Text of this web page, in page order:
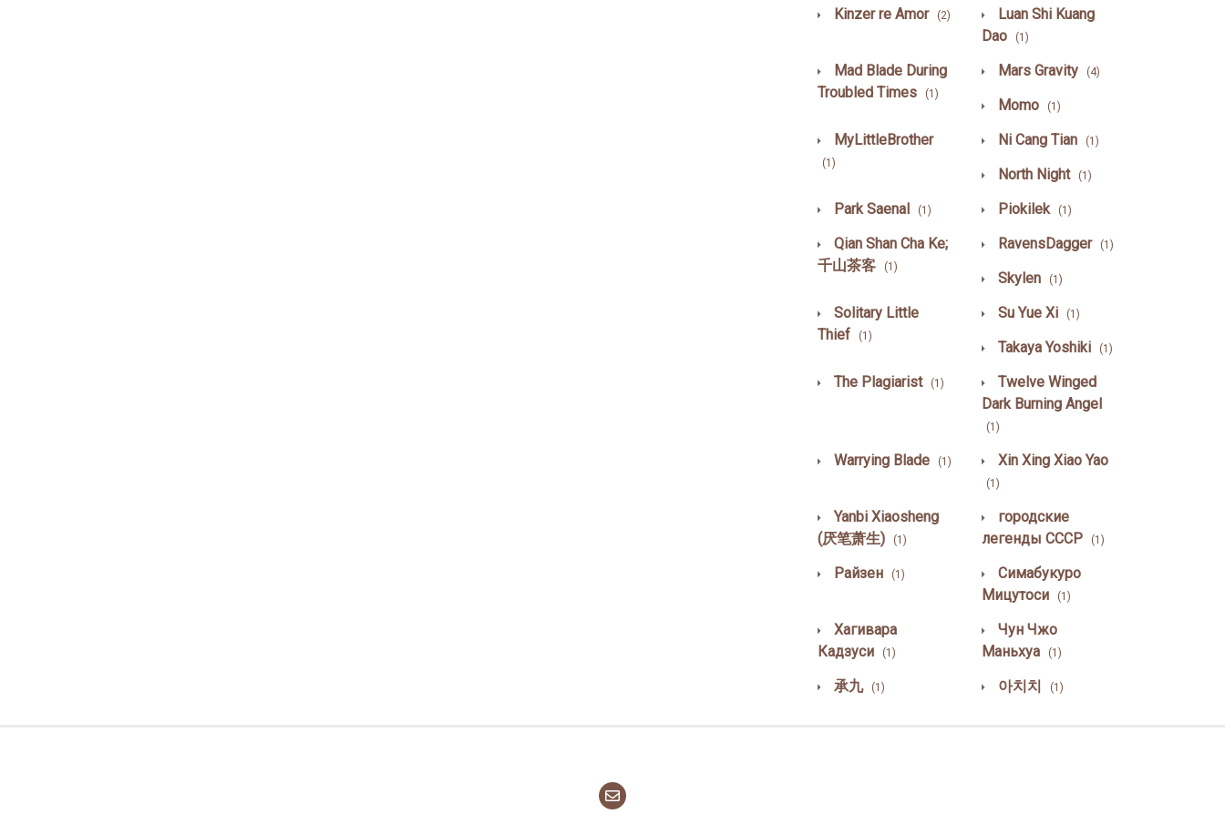
Kinzer re Amor (2)
Luan Shi Kuang
Dao
(1)
Mad Blade During
Troubled Times
(1)
Mars Gravity (4)
Momo (1)
MyLittleBrother
(1)
Ni Cang Tian (1)
North Night (1)
Park Saenal (1) Piokilek (1)
Qian Shan Cha Ke;
千山茶客
(1)
RavensDagger (1)
Skylen (1)
Solitary Little
Thief
(1)
Su Yue Xi (1)
Takaya Yoshiki (1)
The Plagiarist (1)
Twelve Winged
Dark Burning Angel
(1)
Warrying Blade (1) Xin Xing Xiao Yao
(1)
Yanbi Xiaosheng
(厌笔萧生)
(1)
городские
легенды СССР
(1)
Райзен (1)
Симабукуро
Мицутоси
(1)
Хагивара
Кадзуси
(1)
Чун Чжо
Маньхуа
(1)
承九 (1) 아치치 (1)